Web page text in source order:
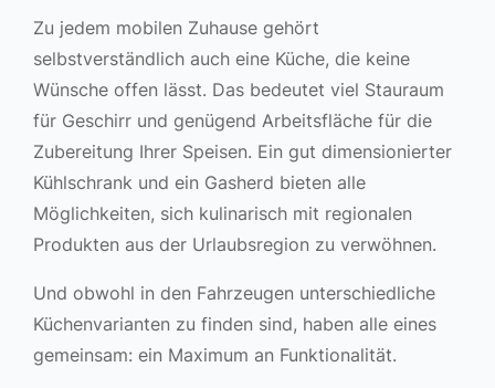
Zu jedem mobilen Zuhause gehört
selbstverständlich auch eine Küche, die keine
Wünsche offen lässt. Das bedeutet viel Stauraum
für Geschirr und genügend Arbeitsfläche für die
Zubereitung Ihrer Speisen. Ein gut dimensionierter
Kühlschrank und ein Gasherd bieten alle
Möglichkeiten, sich kulinarisch mit regionalen
Produkten aus der Urlaubsregion zu verwöhnen.
Und obwohl in den Fahrzeugen unterschiedliche
Küchenvarianten zu finden sind, haben alle eines
gemeinsam: ein Maximum an Funktionalität.